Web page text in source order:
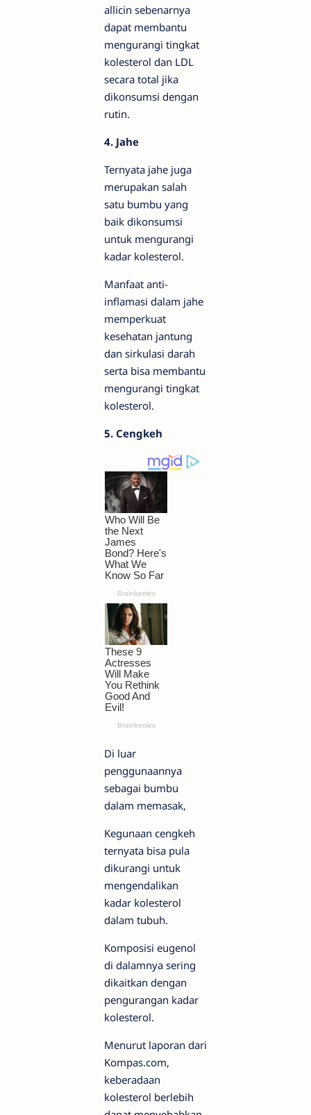
allicin sebenarnya
dapat membantu
mengurangi tingkat
kolesterol dan LDL
secara total jika
dikonsumsi dengan
rutin.
4. Jahe
Ternyata jahe juga
merupakan salah
satu bumbu yang
baik dikonsumsi
untuk mengurangi
kadar kolesterol.
Manfaat anti-
inflamasi dalam jahe
memperkuat
kesehatan jantung
dan sirkulasi darah
serta bisa membantu
mengurangi tingkat
kolesterol.
5. Cengkeh
Di luar
penggunaannya
sebagai bumbu
dalam memasak,
Kegunaan cengkeh
ternyata bisa pula
dikurangi untuk
mengendalikan
kadar kolesterol
dalam tubuh.
Komposisi eugenol
di dalamnya sering
dikaitkan dengan
pengurangan kadar
kolesterol.
Menurut laporan dari
Kompas.com,
keberadaan
kolesterol berlebih